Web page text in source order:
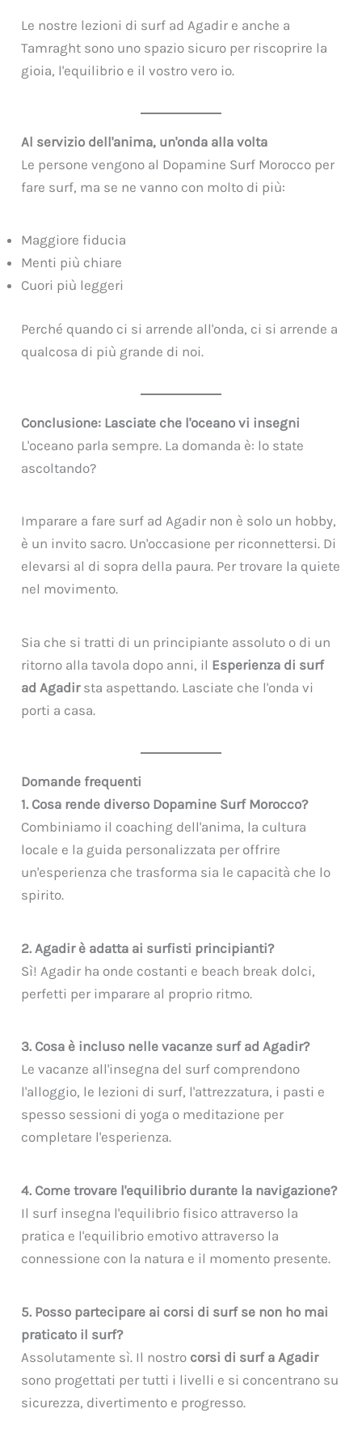
Le nostre lezioni di surf ad Agadir e anche a
Tamraght sono uno spazio sicuro per riscoprire la
gioia, l'equilibrio e il vostro vero io.
Al servizio dell'anima, un'onda alla volta
Le persone vengono al Dopamine Surf Morocco per
fare surf, ma se ne vanno con molto di più:
Maggiore fiducia
Menti più chiare
Cuori più leggeri
Perché quando ci si arrende all'onda, ci si arrende a
qualcosa di più grande di noi.
Conclusione: Lasciate che l'oceano vi insegni
L'oceano parla sempre. La domanda è: lo state
ascoltando?
Imparare a fare surf ad Agadir non è solo un hobby,
è un invito sacro. Un'occasione per riconnettersi. Di
elevarsi al di sopra della paura. Per trovare la quiete
nel movimento.
Sia che si tratti di un principiante assoluto o di un
ritorno alla tavola dopo anni, il Esperienza di surf
ad Agadirsta aspettando. Lasciate che l'onda vi
porti a casa.
Domande frequenti
1. Cosa rende diverso Dopamine Surf Morocco?
Combiniamo il coaching dell'anima, la cultura
locale e la guida personalizzata per offrire
un'esperienza che trasforma sia le capacità che lo
spirito.
2. Agadir è adatta ai surfisti principianti?
Sì! Agadir ha onde costanti e beach break dolci,
perfetti per imparare al proprio ritmo.
3. Cosa è incluso nelle vacanze surf ad Agadir?
Le vacanze all'insegna del surf comprendono
l'alloggio, le lezioni di surf, l'attrezzatura, i pasti e
spesso sessioni di yoga o meditazione per
completare l'esperienza.
4. Come trovare l'equilibrio durante la navigazione?
Il surf insegna l'equilibrio fisico attraverso la
pratica e l'equilibrio emotivo attraverso la
connessione con la natura e il momento presente.
5. Posso partecipare ai corsi di surf se non ho mai
praticato il surf?
Assolutamente sì. Il nostro corsi di surf a Agadir
sono progettati per tutti i livelli e si concentrano su
sicurezza, divertimento e progresso.